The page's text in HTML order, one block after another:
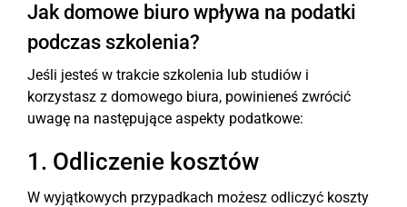
Jak domowe biuro wpływa na podatki
podczas szkolenia?
Jeśli jesteś w trakcie szkolenia lub studiów i
korzystasz z domowego biura, powinieneś zwrócić
uwagę na następujące aspekty podatkowe:
1. Odliczenie kosztów
W wyjątkowych przypadkach możesz odliczyć koszty